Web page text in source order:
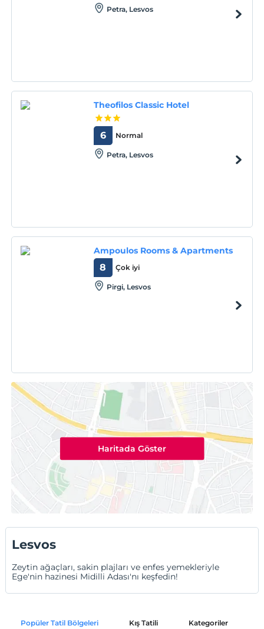
Petra, Lesvos
Theofilos Classic Hotel
Normal
6
Petra, Lesvos
Ampoulos Rooms & Apartments
Çok iyi
8
Pirgi, Lesvos
Haritada Göster
Lesvos
Zeytin ağaçları, sakin plajları ve enfes yemekleriyle
Ege'nin hazinesi Midilli Adası'nı keşfedin!
Popüler Tatil Bölgeleri Kış Tatili Kategoriler